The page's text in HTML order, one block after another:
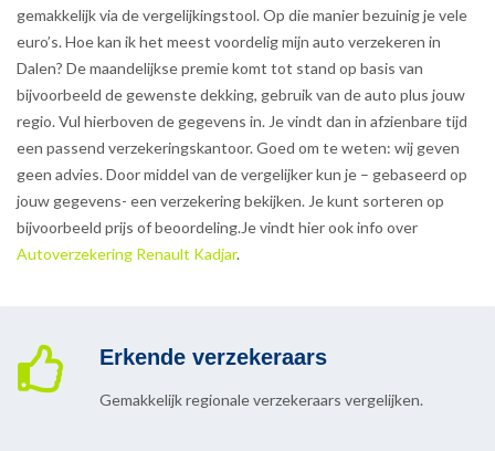
gemakkelijk via de vergelijkingstool. Op die manier bezuinig je vele
euro’s. Hoe kan ik het meest voordelig mijn auto verzekeren in
Dalen? De maandelijkse premie komt tot stand op basis van
bijvoorbeeld de gewenste dekking, gebruik van de auto plus jouw
regio. Vul hierboven de gegevens in. Je vindt dan in afzienbare tijd
een passend verzekeringskantoor. Goed om te weten: wij geven
geen advies. Door middel van de vergelijker kun je – gebaseerd op
jouw gegevens- een verzekering bekijken. Je kunt sorteren op
bijvoorbeeld prijs of beoordeling.Je vindt hier ook info over
Autoverzekering Renault Kadjar.
Erkende verzekeraars
Gemakkelijk regionale verzekeraars vergelijken.